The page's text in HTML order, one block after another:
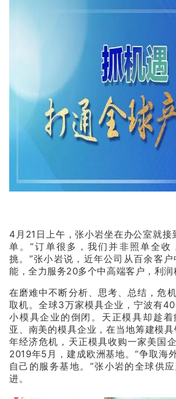
4月21日上午，张小岩坐在办公室就接
单。“订单很多，我们并非照单全收
挑。”张小岩说，近年公司从百余客
能，全力服务20多个中高端客户，利润
在磨难中不断分析、思考、总结，危
取机。全球3万家模具企业，宁波有
小模具企业的倒闭。天正模具却趁
亚、南美的模具企业，在当地筹建模
年经济危机，天正模具收购一家美国
2019年5月，建成欧洲基地。“争取海
自己的服务基地。”张小岩的全球供
进。